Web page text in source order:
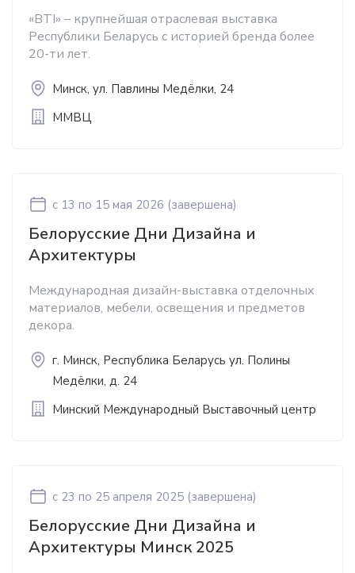
«BTI» – крупнейшая отраслевая выставка
Республики Беларусь c историей бренда более
20-ти лет.
Минск, ул. Павлины Медёлки, 24
ММВЦ
c 13 по 15 мая 2026 (завершена)
Белорусские Дни Дизайна и
Архитектуры
Международная дизайн-выставка отделочных
материалов, мебели, освещения и предметов
декора.
г. Минск, Республика Беларусь ул. Полины
Медёлки, д. 24
Минский Международный Выставочный центр
c 23 по 25 апреля 2025 (завершена)
Белорусские Дни Дизайна и
Архитектуры Минск 2025